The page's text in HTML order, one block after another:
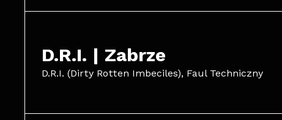
D.R.I. | Zabrze
D.R.I. (Dirty Rotten Imbeciles), Faul Techniczny